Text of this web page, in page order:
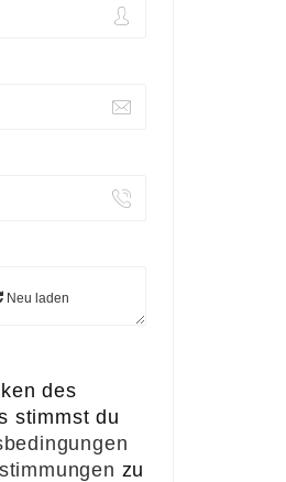
Neu laden
des
stimmst du
zu